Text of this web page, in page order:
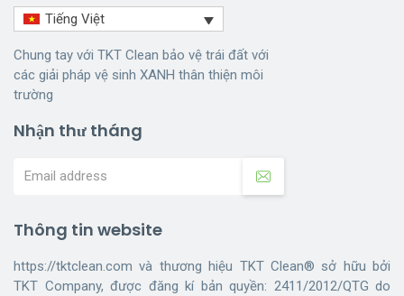
Tiếng Việt
Chung tay với TKT Clean bảo vệ trái đất với
các giải pháp vệ sinh XANH thân thiện môi
trường
Nhận thư tháng
Thông tin website
https://tktclean.com và thương hiệu TKT Clean® sở hữu bởi
TKT Company, được đăng kí bản quyền: 2411/2012/QTG do